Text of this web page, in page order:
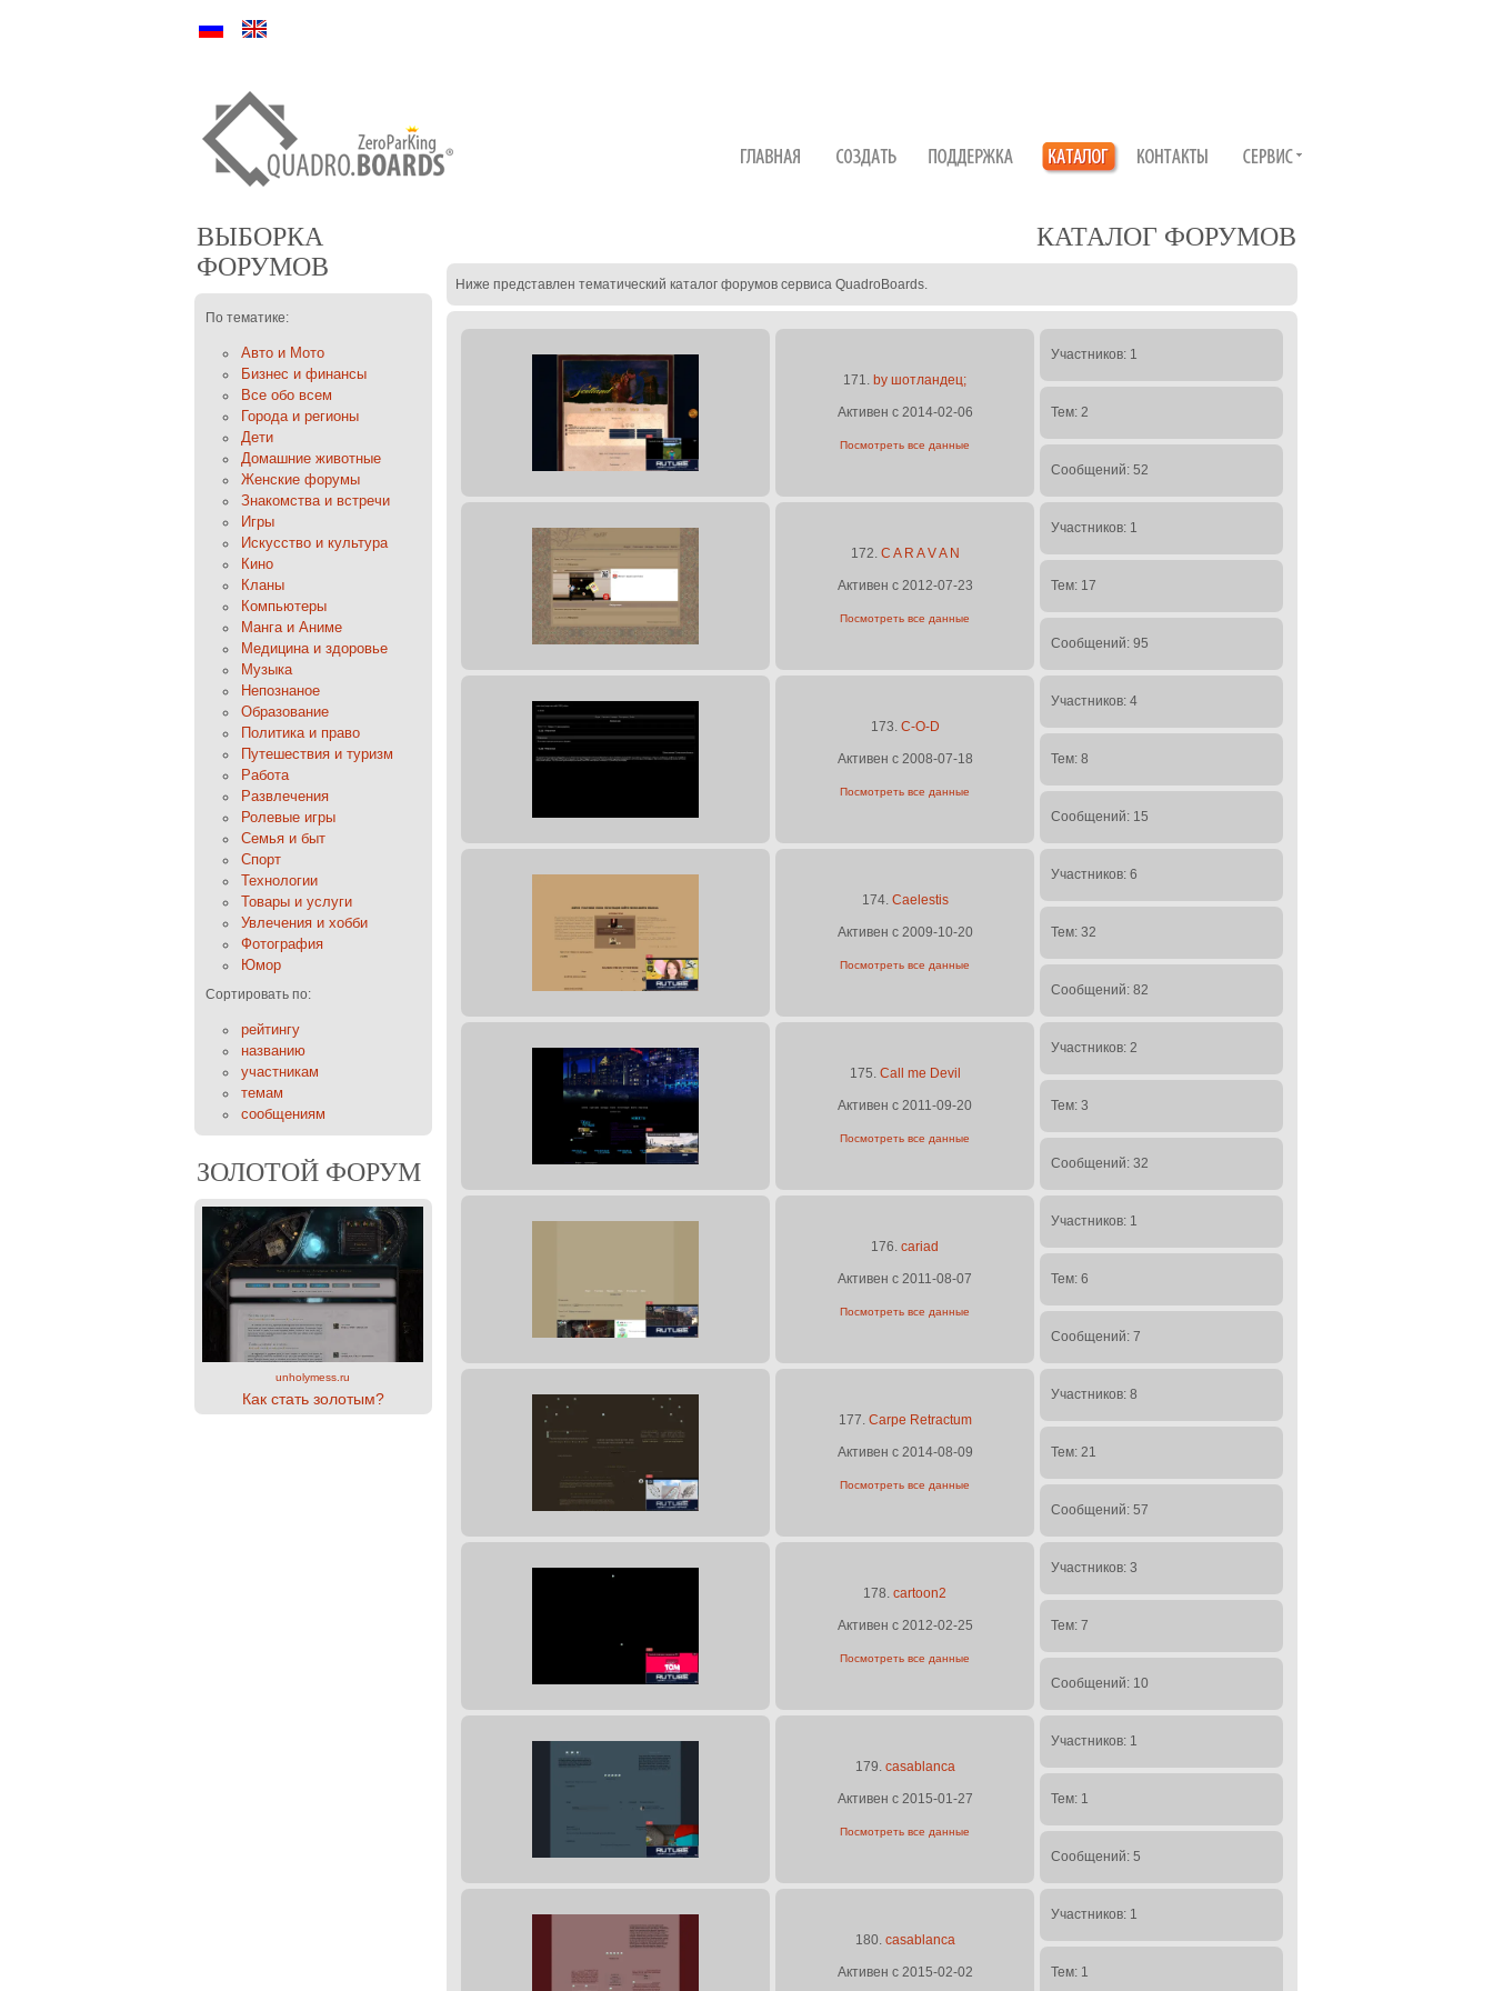
Ру En
ВЫБОРКА
ФОРУМОВ
По тематике:
Авто и Мото
Бизнес и финансы
Все обо всем
Города и регионы
Дети
Домашние животные
Женские форумы
Знакомства и встречи
Игры
Искусство и культура
Кино
Кланы
Компьютеры
Манга и Аниме
Медицина и здоровье
Музыка
Непознаное
Образование
Политика и право
Путешествия и туризм
Работа
Развлечения
Ролевые игры
Семья и быт
Спорт
Технологии
Товары и услуги
Увлечения и хобби
Фотография
Юмор
Сортировать по:
рейтингу
названию
участникам
темам
сообщениям
ЗОЛОТОЙ ФОРУМ
unholymess.ru
Как стать золотым?
КАТАЛОГ ФОРУМОВ
Ниже представлен тематический каталог форумов сервиса QuadroBoards.
171. by шотландец;
Активен с 2014-02-06
Посмотреть все данные
Участников: 1
Тем: 2
Сообщений: 52
172. C A R A V A N
Активен с 2012-07-23
Посмотреть все данные
Участников: 1
Тем: 17
Сообщений: 95
173. C-O-D
Активен с 2008-07-18
Посмотреть все данные
Участников: 4
Тем: 8
Сообщений: 15
174. Caelestis
Активен с 2009-10-20
Посмотреть все данные
Участников: 6
Тем: 32
Сообщений: 82
175. Call me Devil
Активен с 2011-09-20
Посмотреть все данные
Участников: 2
Тем: 3
Сообщений: 32
176. cariad
Активен с 2011-08-07
Посмотреть все данные
Участников: 1
Тем: 6
Сообщений: 7
177. Carpe Retractum
Активен с 2014-08-09
Посмотреть все данные
Участников: 8
Тем: 21
Сообщений: 57
178. cartoon2
Активен с 2012-02-25
Посмотреть все данные
Участников: 3
Тем: 7
Сообщений: 10
179. casablanca
Активен с 2015-01-27
Посмотреть все данные
Участников: 1
Тем: 1
Сообщений: 5
180. casablanca
Активен с 2015-02-02
Участников: 1
Тем: 1